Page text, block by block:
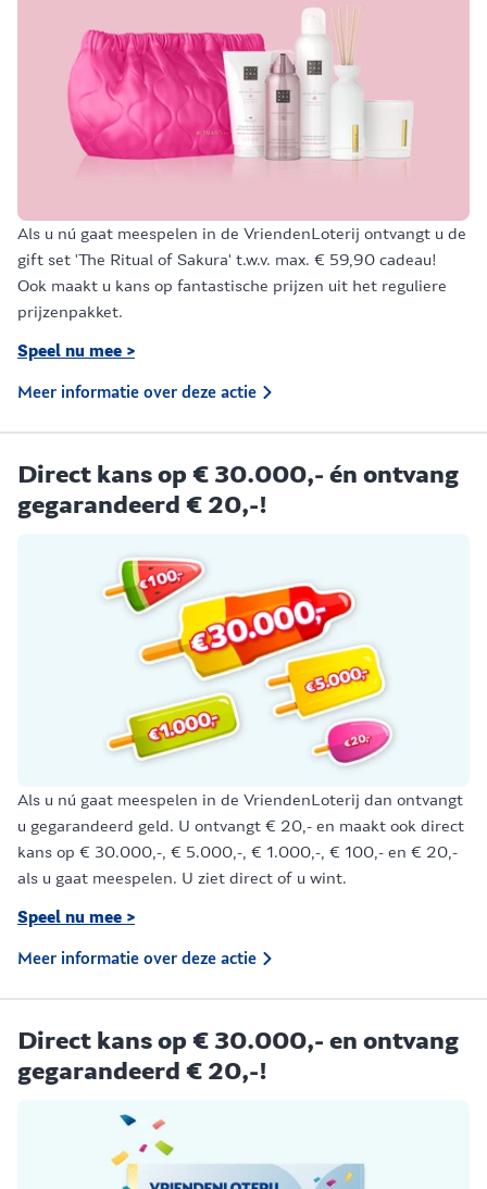
Als u nú gaat meespelen in de VriendenLoterij ontvangt u de
gift set 'The Ritual of Sakura' t.w.v. max. € 59,90 cadeau!
Ook maakt u kans op fantastische prijzen uit het reguliere
prijzenpakket.
Speel nu mee >
Meer informatie over deze actie
Direct kans op € 30.000,- én ontvang
gegarandeerd € 20,-!
Als u nú gaat meespelen in de VriendenLoterij dan ontvangt
u gegarandeerd geld. U ontvangt € 20,- en maakt ook direct
kans op € 30.000,-, € 5.000,-, € 1.000,-, € 100,- en € 20,-
als u gaat meespelen. U ziet direct of u wint.
Speel nu mee >
Meer informatie over deze actie
Direct kans op € 30.000,- en ontvang
gegarandeerd € 20,-!